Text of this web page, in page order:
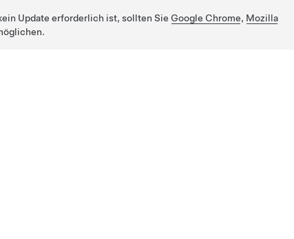
Update erforderlich ist, sollten Sie Google Chrome, Mozilla